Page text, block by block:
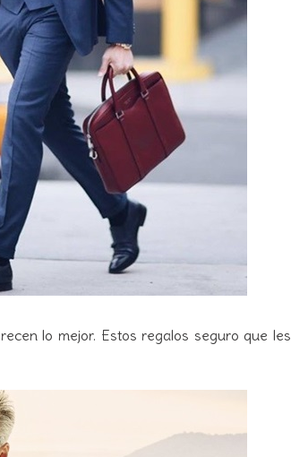
lo mejor. Estos regalos seguro que les